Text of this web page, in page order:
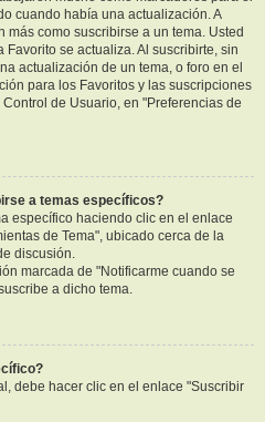
cuando había una actualización. A
más como suscribirse a un tema. Usted
se actualiza. Al suscribirte, sin
actualización de un tema, o foro en el
para los Favoritos y las suscripciones
de Usuario, en "Preferencias de
a temas específicos?
específico haciendo clic en el enlace
de Tema", ubicado cerca de la
discusión.
marcada de "Notificarme cuando se
a dicho tema.
debe hacer clic en el enlace "Suscribir